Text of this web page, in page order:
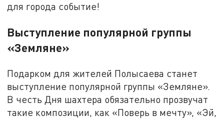
для города событие!
Выступление популярной группы
«Земляне»
Подарком для жителей Полысаева станет
выступление популярной группы «Земляне».
В честь Дня шахтера обязательно прозвучат
такие композиции, как «Поверь в мечту», «Эй,